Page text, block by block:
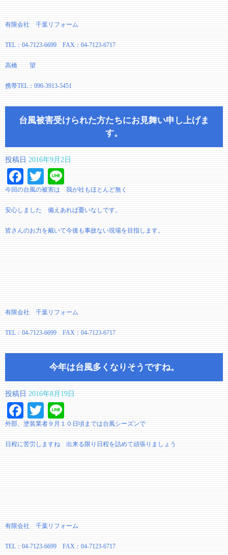
有限会社 千葉リフォーム
TEL：04-7123-6699 FAX：04-7123-6717
高橋 望
携帯TEL：090-3913-5451
台風被害受けられた方たちにお見舞い申し上げま
す。
投稿日 2016年9月2日
Facebook
Twitter
今回の台風の被害は 我が社もほとんど無く
安心しました 備えあれば憂いなしです。
皆さんのお力を戴いて今後も事故ない現場を目指します。
有限会社 千葉リフォーム
TEL：04-7123-6699 FAX：04-7123-6717
今年は台風多くなりそうですね。
投稿日 2016年8月19日
Facebook
Twitter
外部、塗装業者９月１０日頃までは台風シーズンで
日程に苦労しますね 出来る限り日程を詰めて頑張りましょう
有限会社 千葉リフォーム
TEL：04-7123-6699 FAX：04-7123-6717